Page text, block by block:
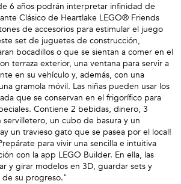
6 años podrán interpretar infinidad de
Clásico de Heartlake LEGO® Friends
de accesorios para estimular el juego
set de juguetes de construcción,
bocadillos o que se sientan a comer en el
terraza exterior, una ventana para servir a
en su vehículo y, además, con una
gramola móvil. Las niñas pueden usar los
que se conservan en el frigorífico para
Contiene 2 bebidas, dinero, 3
servilletero, un cubo de basura y un
un travieso gato que se pasea por el local!
para vivir una sencilla e intuitiva
con la app LEGO Builder. En ella, las
y girar modelos en 3D, guardar sets y
su progreso."